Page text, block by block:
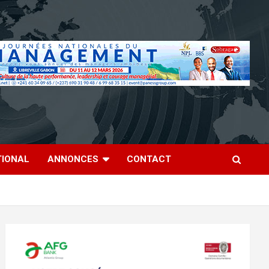
ANNONCES CONTACT